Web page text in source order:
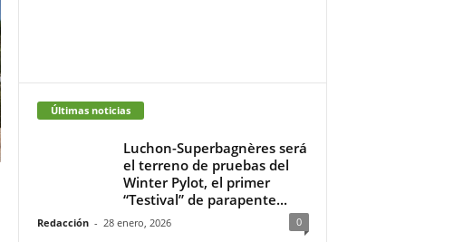
Últimas noticias
Luchon-Superbagnères será
el terreno de pruebas del
Winter Pylot, el primer
“Testival” de parapente...
Redacción - 28 enero, 2026 0